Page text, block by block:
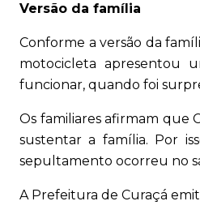
Versão da família
Conforme a versão da
motocicleta apresentou
funcionar, quando foi
Os familiares afirmam que
sustentar a família. Por
sepultamento ocorreu no
A Prefeitura de Curaçá